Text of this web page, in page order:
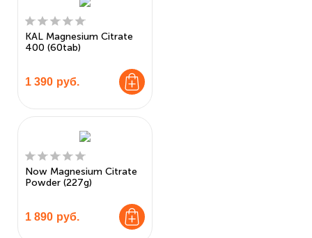
KAL Magnesium Citrate
400 (60tab)
1 390 руб.
Now Magnesium Citrate
Powder (227g)
1 890 руб.